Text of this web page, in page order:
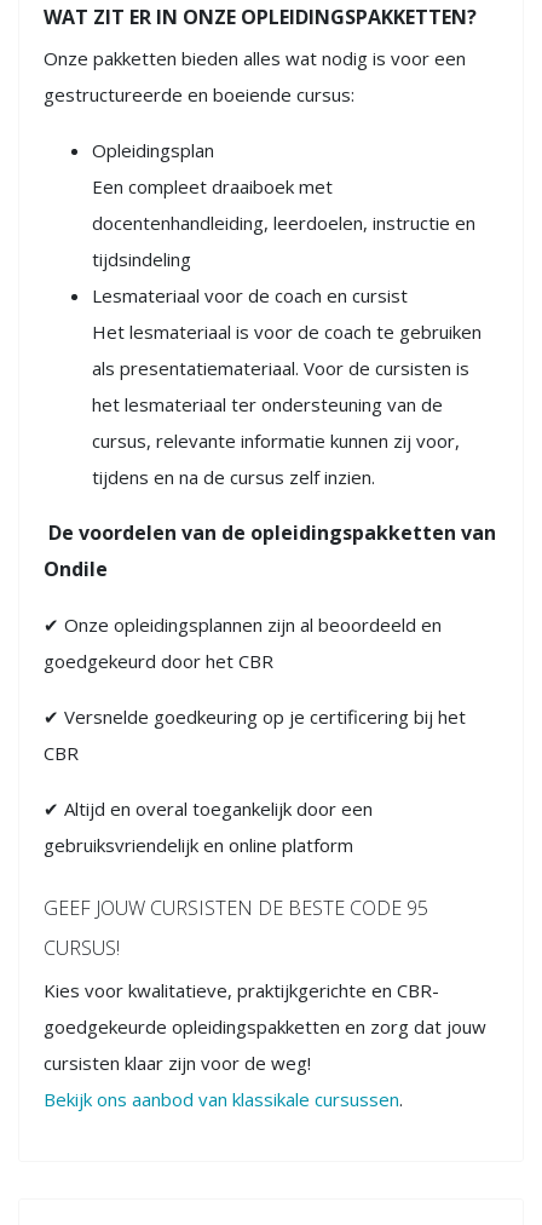
WAT ZIT ER IN ONZE OPLEIDINGSPAKKETTEN?
Onze pakketten bieden alles wat nodig is voor een
gestructureerde en boeiende cursus:
Opleidingsplan
Een compleet draaiboek met
docentenhandleiding, leerdoelen, instructie en
tijdsindeling
Lesmateriaal voor de coach en cursist
Het lesmateriaal is voor de coach te gebruiken
als presentatiemateriaal. Voor de cursisten is
het lesmateriaal ter ondersteuning van de
cursus, relevante informatie kunnen zij voor,
tijdens en na de cursus zelf inzien.
De voordelen van de opleidingspakketten van
Ondile
✔ Onze opleidingsplannen zijn al beoordeeld en
goedgekeurd door het CBR
✔ Versnelde goedkeuring op je certificering bij het
CBR
✔ Altijd en overal toegankelijk door een
gebruiksvriendelijk en online platform
GEEF JOUW CURSISTEN DE BESTE CODE 95
CURSUS!
Kies voor kwalitatieve, praktijkgerichte en CBR-
goedgekeurde opleidingspakketten en zorg dat jouw
cursisten klaar zijn voor de weg!
Bekijk ons aanbod van klassikale cursussen.